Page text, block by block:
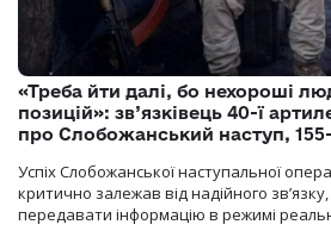
«Треба йти далі, бо нехороші
позицій»: зв’язківець 40-ї
про Слобожанський наступ,
Успіх Слобожанської наступальної
критично залежав від надійного
передавати інформацію в режимі